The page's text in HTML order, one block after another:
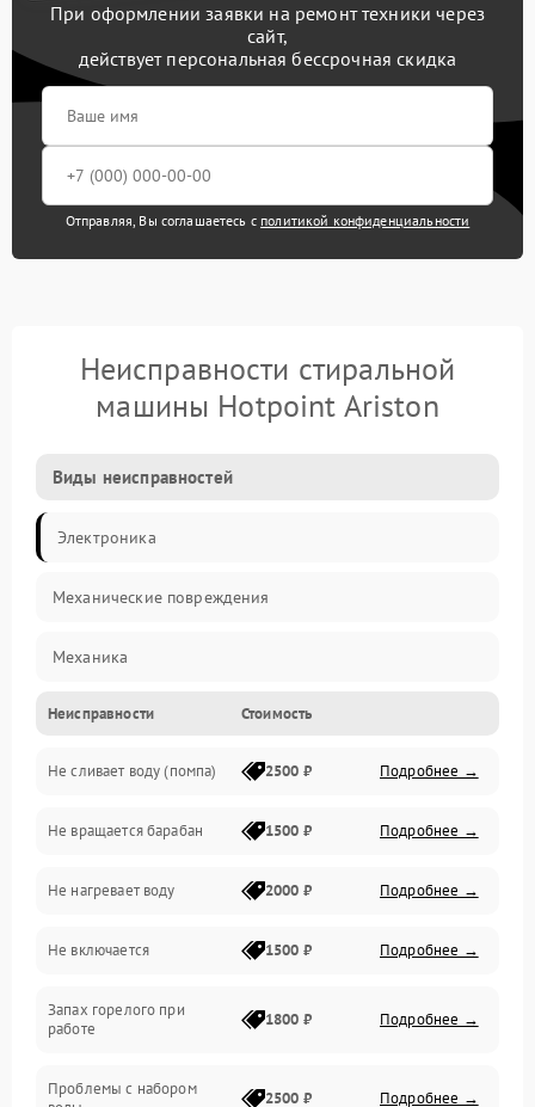
При оформлении заявки на ремонт техники через
сайт,
действует персональная бессрочная скидка
Отправляя, Вы соглашаетесь с политикой конфиденциальности
Неисправности стиральной
машины Hotpoint Ariston
Виды неисправностей
Электроника
Механические повреждения
Механика
Электропитание
Водоснабжение
Слив
Программное обеспечение
Неисправности Стоимость
Не сливает воду (помпа) 2500 ₽ Подробнее →
Не вращается барабан 1500 ₽ Подробнее →
Не нагревает воду 2000 ₽ Подробнее →
Не включается 1500 ₽ Подробнее →
Запах горелого при
работе
1800 ₽ Подробнее →
Проблемы с набором
2500 ₽ Подробнее →